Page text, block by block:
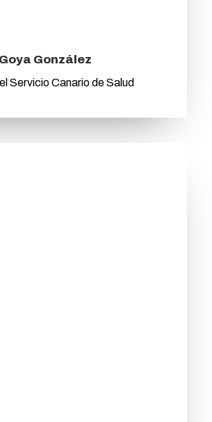
González
Servicio Canario de Salud